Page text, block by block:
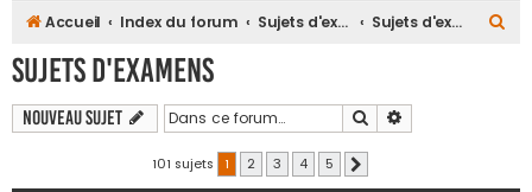
Accueil Index du forum Sujets d'examens et referentiels tous niveaux Sujets d'examens
Sujets d'examens
Nouveau sujet Rechercher
101 sujets 1 2 3 4 5